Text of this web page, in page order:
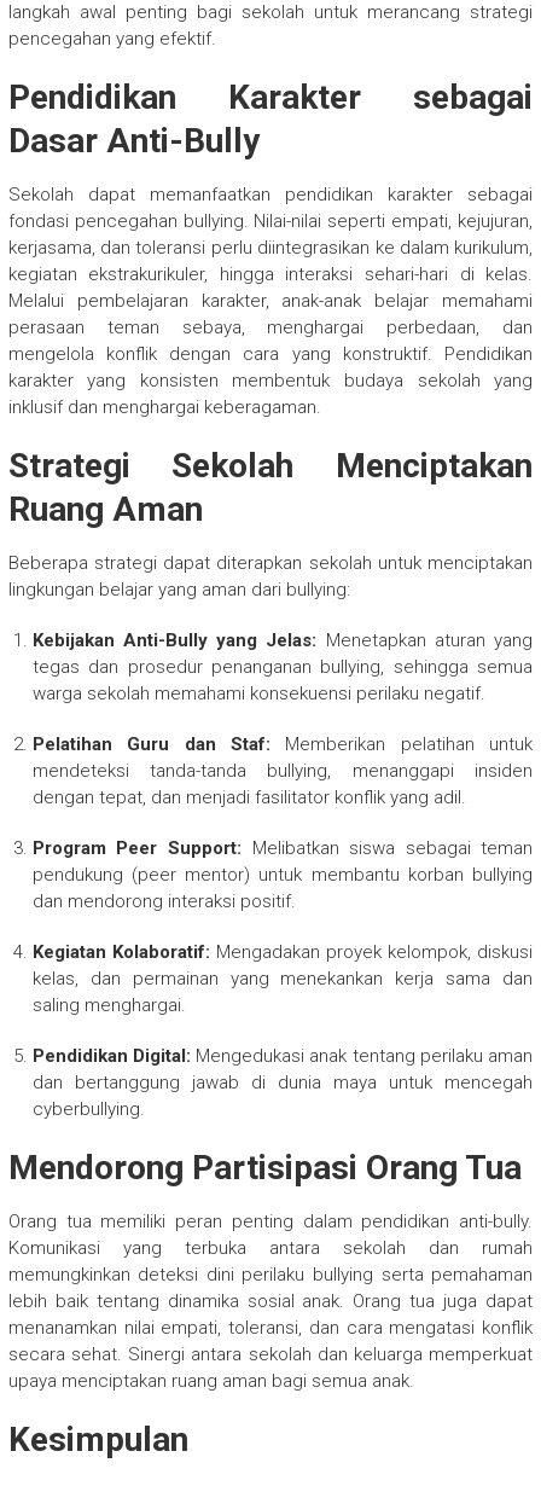
langkah awal penting bagi sekolah untuk merancang strategi
pencegahan yang efektif.
Pendidikan Karakter sebagai
Dasar Anti-Bully
Sekolah dapat memanfaatkan pendidikan karakter sebagai
fondasi pencegahan bullying. Nilai-nilai seperti empati, kejujuran,
kerjasama, dan toleransi perlu diintegrasikan ke dalam kurikulum,
kegiatan ekstrakurikuler, hingga interaksi sehari-hari di kelas.
Melalui pembelajaran karakter, anak-anak belajar memahami
perasaan teman sebaya, menghargai perbedaan, dan
mengelola konflik dengan cara yang konstruktif. Pendidikan
karakter yang konsisten membentuk budaya sekolah yang
inklusif dan menghargai keberagaman.
Strategi Sekolah Menciptakan
Ruang Aman
Beberapa strategi dapat diterapkan sekolah untuk menciptakan
lingkungan belajar yang aman dari bullying:
Kebijakan Anti-Bully yang Jelas: Menetapkan aturan yang
tegas dan prosedur penanganan bullying, sehingga semua
warga sekolah memahami konsekuensi perilaku negatif.
Pelatihan Guru dan Staf: Memberikan pelatihan untuk
mendeteksi tanda-tanda bullying, menanggapi insiden
dengan tepat, dan menjadi fasilitator konflik yang adil.
Program Peer Support: Melibatkan siswa sebagai teman
pendukung (peer mentor) untuk membantu korban bullying
dan mendorong interaksi positif.
Kegiatan Kolaboratif: Mengadakan proyek kelompok, diskusi
kelas, dan permainan yang menekankan kerja sama dan
saling menghargai.
Pendidikan Digital: Mengedukasi anak tentang perilaku aman
dan bertanggung jawab di dunia maya untuk mencegah
cyberbullying.
Mendorong Partisipasi Orang Tua
Orang tua memiliki peran penting dalam pendidikan anti-bully.
Komunikasi yang terbuka antara sekolah dan rumah
memungkinkan deteksi dini perilaku bullying serta pemahaman
lebih baik tentang dinamika sosial anak. Orang tua juga dapat
menanamkan nilai empati, toleransi, dan cara mengatasi konflik
secara sehat. Sinergi antara sekolah dan keluarga memperkuat
upaya menciptakan ruang aman bagi semua anak.
Kesimpulan